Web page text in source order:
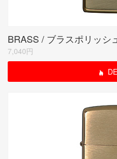
BRASS / ブラスポリッシ
7,040円